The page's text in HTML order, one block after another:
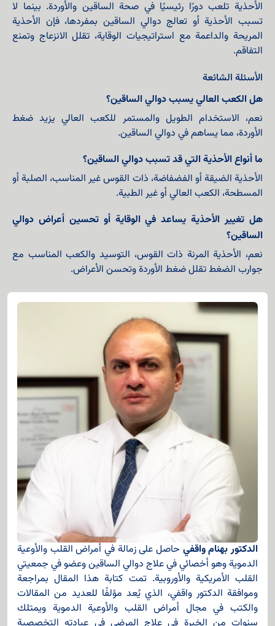
الأحذية تلعب دورًا رئيسيًا في صحة الساقين والأوردة. بينما لا
تسبب الأحذية أو تعالج دوالي الساقين بمفردها، فإن الأحذية
المريحة والداعمة مع استراتيجيات الوقاية، تقلل الانزعاج وتمنع
التفاقم.
الأسئلة الشائعة
هل الكعب العالي يسبب دوالي الساقين؟
نعم، الاستخدام الطويل والمستمر للكعب العالي يزيد ضغط
الأوردة، مما يساهم في دوالي الساقين.
ما أنواع الأحذية التي قد تسبب دوالي الساقين؟
الأحذية الضيقة أو الفضفاضة، ذات القوس غير المناسب، الصلبة أو
المسطحة، الكعب العالي أو غير الطبية.
هل تغيير الأحذية يساعد في الوقاية أو تحسين أعراض دوالي
الساقين؟
نعم، الأحذية المرنة ذات القوس، التوسيد والكعب المناسب مع
جوارب الضغط تقلل ضغط الأوردة وتحسن الأعراض.
الدكتور بهنام واقفي حاصل على زمالة في أمراض القلب والأوعية
الدموية وهو أخصائي في علاج دوالي الساقين وعضو في جمعيتي
القلب الأمريكية والأوروبية. تمت كتابة هذا المقال بمراجعة
وموافقة الدكتور واقفي، الذي يُعد مؤلفًا للعديد من المقالات
والكتب في مجال أمراض القلب والأوعية الدموية ويمتلك